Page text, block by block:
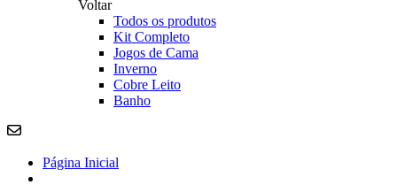
Voltar
Todos os produtos
Kit Completo
Jogos de Cama
Inverno
Cobre Leito
Banho
Página Inicial